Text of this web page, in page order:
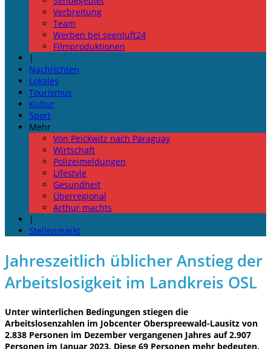
Verbreitung
Team
Werben bei seenluft24
Filmproduktionen
|
Nachrichten
Lokales
Tourismus
Kultur
Sport
Mehr
Von Peickwitz nach Paraguay
Wirtschaft
Polizeimeldungen
Lifestyle
Gesundheit
Überregional
Arthur machts
|
Stellenmarkt
Jahreszeitlich üblicher Anstieg der
Arbeitslosigkeit im Landkreis OSL
Unter winterlichen Bedingungen stiegen die
Arbeitslosenzahlen im Jobcenter Oberspreewald-Lausitz von
2.838 Personen im Dezember vergangenen Jahres auf 2.907
Personen im Januar 2023. Diese 69 Personen mehr bedeuten,